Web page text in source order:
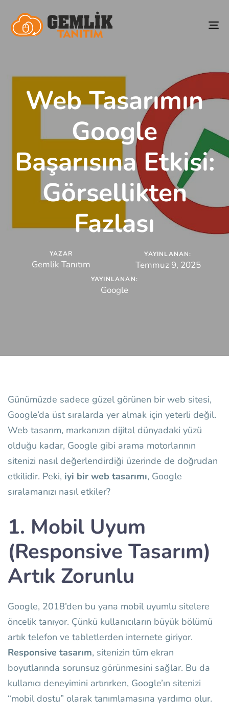
Web Tasarımın
Google
Başarısına Etkisi:
Görsellikten
Fazlası
YAZAR
Gemlik Tanıtım
YAYINLANAN:
Temmuz 9, 2025
YAYINLANAN:
Google
Günümüzde sadece güzel görünen bir web sitesi,
Google’da üst sıralarda yer almak için yeterli değil.
Web tasarım, markanızın dijital dünyadaki yüzü
olduğu kadar, Google gibi arama motorlarının
sitenizi nasıl değerlendirdiği üzerinde de doğrudan
etkilidir. Peki, iyi bir web tasarımı, Google
sıralamanızı nasıl etkiler?
1. Mobil Uyum
(Responsive Tasarım)
Artık Zorunlu
Google, 2018’den bu yana mobil uyumlu sitelere
öncelik tanıyor. Çünkü kullanıcıların büyük bölümü
artık telefon ve tabletlerden internete giriyor.
Responsive tasarım, sitenizin tüm ekran
boyutlarında sorunsuz görünmesini sağlar. Bu da
kullanıcı deneyimini artırırken, Google’ın sitenizi
“mobil dostu” olarak tanımlamasına yardımcı olur.